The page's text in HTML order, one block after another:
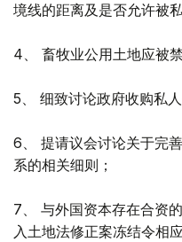
境线的距离及是否允许被
4、 畜牧业公用土地应被
5、 细致讨论政府收购私
6、 提请议会讨论关于完
系的相关细则；
7、 与外国资本存在合资
入土地法修正案冻结令相